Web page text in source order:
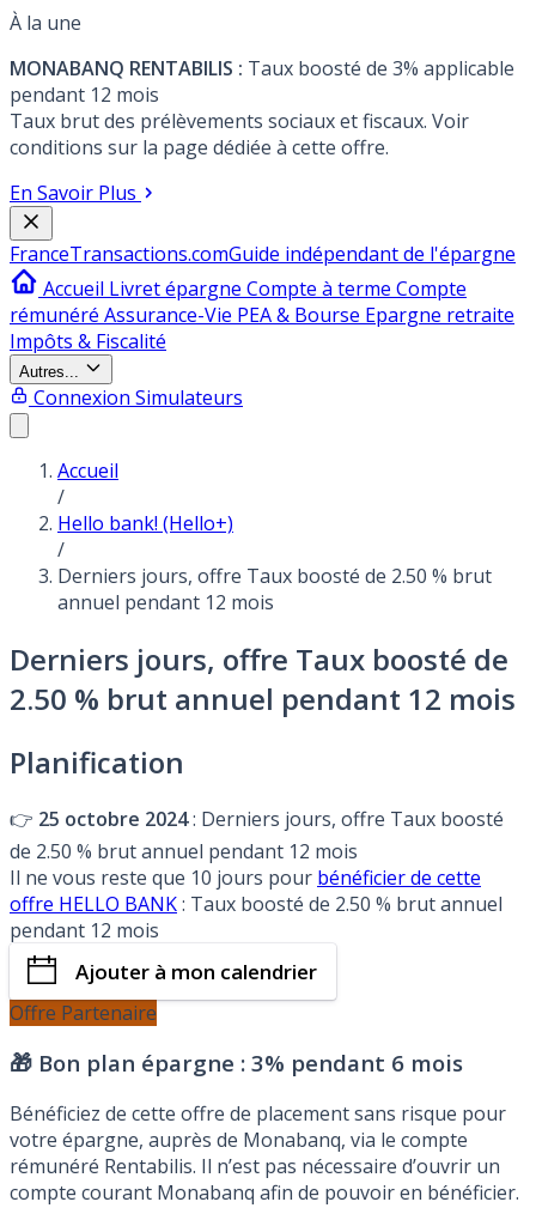
À la une
MONABANQ RENTABILIS : Taux boosté de 3% applicable
pendant 12 mois
Taux brut des prélèvements sociaux et fiscaux. Voir
conditions sur la page dédiée à cette offre.
En Savoir Plus
FranceTransactions.comGuide indépendant de l'épargne
Accueil Livret épargne Compte à terme Compte
rémunéré Assurance-Vie PEA & Bourse Epargne retraite
Impôts & Fiscalité
Autres...
Connexion Simulateurs
Accueil
/
Hello bank! (Hello+)
/
Derniers jours, offre Taux boosté de 2.50 % brut
annuel pendant 12 mois
Derniers jours, offre Taux boosté de
2.50 % brut annuel pendant 12 mois
Planification
👉 25 octobre 2024: Derniers jours, offre Taux boosté
de 2.50 % brut annuel pendant 12 mois
Il ne vous reste que 10 jours pour bénéficier de cette
offre HELLO BANK: Taux boosté de 2.50 % brut annuel
pendant 12 mois
Ajouter à mon calendrier
Offre Partenaire
🎁 Bon plan épargne : 3% pendant 6 mois
Bénéficiez de cette offre de placement sans risque pour
votre épargne, auprès de Monabanq, via le compte
rémunéré Rentabilis. Il n’est pas nécessaire d’ouvrir un
compte courant Monabanq afin de pouvoir en bénéficier.